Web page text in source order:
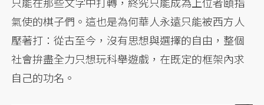
氣使的棋子們。這也是為何華人永遠只能被西方人
壓著打：從古至今，沒有思想與選擇的自由，整個
社會拚盡全力只想玩科舉遊戲，在既定的框架內求
自己的功名。